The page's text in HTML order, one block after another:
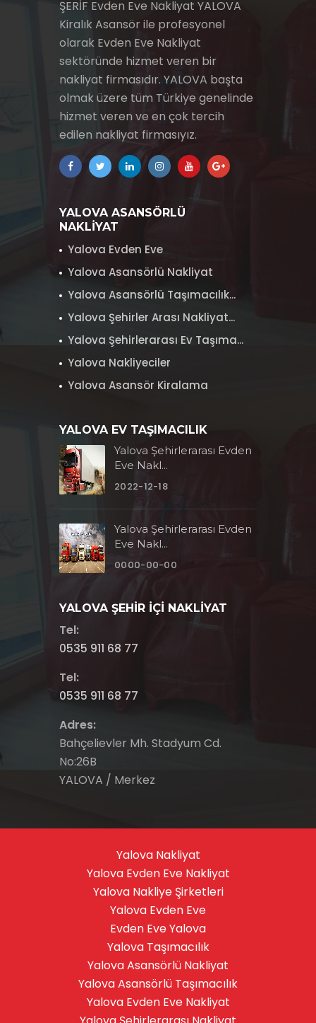
ŞERİF Evden Eve Nakliyat YALOVA
Kiralık Asansör ile profesyonel
olarak Evden Eve Nakliyat
sektöründe hizmet veren bir
nakliyat firmasıdır. YALOVA başta
olmak üzere tüm Türkiye genelinde
hizmet veren ve en çok tercih
edilen nakliyat firmasıyız.
YALOVA ASANSÖRLÜ
NAKLİYAT
Yalova Evden Eve
Yalova Asansörlü Nakliyat
Yalova Asansörlü Taşımacılık...
Yalova Şehirler Arası Nakliyat...
Yalova Şehirlerarası Ev Taşıma...
Yalova Nakliyeciler
Yalova Asansör Kiralama
YALOVA EV TAŞIMACILIK
Yalova Şehirlerarası Evden
Eve Nakl...
2022-12-18
Yalova Şehirlerarası Evden
Eve Nakl...
0000-00-00
YALOVA ŞEHİR İÇİ NAKLİYAT
Tel:
0535 911 68 77
Tel:
0535 911 68 77
Adres:
Bahçelievler Mh. Stadyum Cd.
No:26B
YALOVA / Merkez
Yalova Nakliyat
Yalova Evden Eve Nakliyat
Yalova Nakliye Şirketleri
Yalova Evden Eve
Evden Eve Yalova
Yalova Taşımacılık
Yalova Asansörlü Nakliyat
Yalova Asansörlü Taşımacılık
Yalova Evden Eve Nakliyat